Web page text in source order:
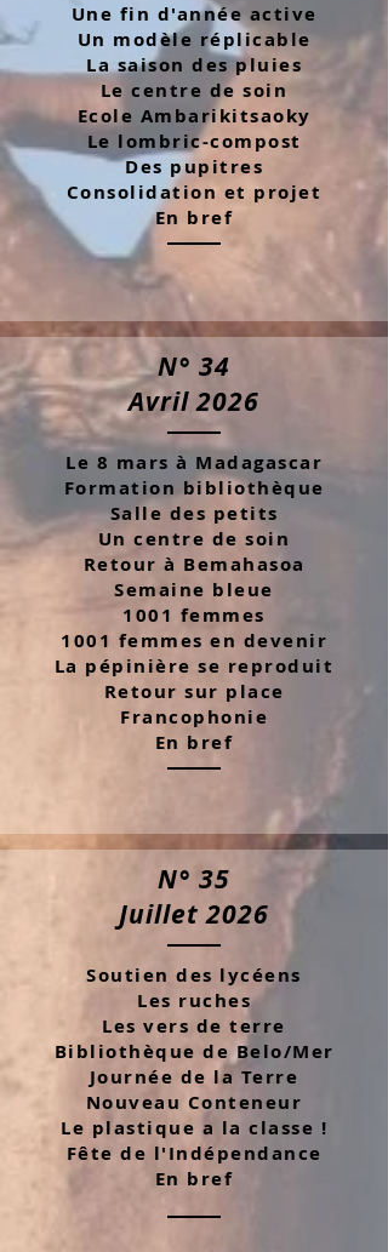
Une fin d'année active
Un modèle réplicable
La saison des pluies
Le centre de soin
Ecole Ambarikitsaoky
Le lombric-compost
Des pupitres
Consolidation et projet
En bref
N° 34
Avril 2026
Le 8 mars à Madagascar
Formation bibliothèque
Salle des petits
Un centre de soin
Retour à Bemahasoa
Semaine bleue
1001 femmes
1001 femmes en devenir
La pépinière se reproduit
Retour sur place
Francophonie
En bref
N° 35
Juillet 2026
Soutien des lycéens
Les ruches
Les vers de terre
Bibliothèque de Belo/Mer
Journée de la Terre
Nouveau Conteneur
Le plastique a la classe !
Fête de l'Indépendance
En bref